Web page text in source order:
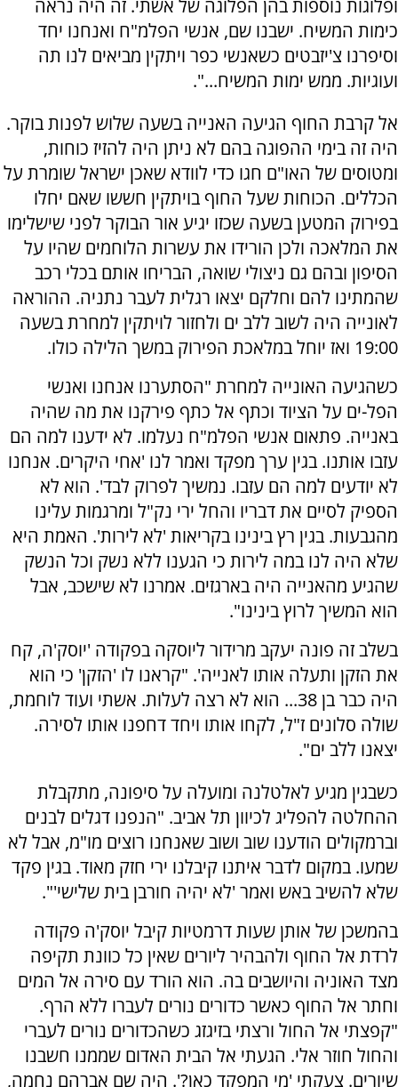
ופלוגות נוספות בהן הפלוגה של אשתי. זה היה נראה
כימות המשיח. ישבנו שם, אנשי הפלמ"ח ואנחנו יחד
וסיפרנו צ'יזבטים כשאנשי כפר ויתקין מביאים לנו תה
ועוגיות. ממש ימות המשיח...".
אל קרבת החוף הגיעה האנייה בשעה שלוש לפנות בוקר.
היה זה בימי ההפוגה בהם לא ניתן היה להזיז כוחות,
ומטוסים של האו"ם חגו כדי לוודא שאכן ישראל שומרת על
הכללים. הכוחות שעל החוף בויתקין חששו שאם יחלו
בפירוק המטען בשעה שכזו יגיע אור הבוקר לפני שישלימו
את המלאכה ולכן הורידו את עשרות הלוחמים שהיו על
הסיפון ובהם גם ניצולי שואה, הבריחו אותם בכלי רכב
שהמתינו להם וחלקם יצאו רגלית לעבר נתניה. ההוראה
לאונייה היה לשוב ללב ים ולחזור לויתקין למחרת בשעה
19:00 ואז יוחל במלאכת הפירוק במשך הלילה כולו.
כשהגיעה האונייה למחרת "הסתערנו אנחנו ואנשי
הפל-ים על הציוד וכתף אל כתף פירקנו את מה שהיה
באנייה. פתאום אנשי הפלמ"ח נעלמו. לא ידענו למה הם
עזבו אותנו. בגין ערך מפקד ואמר לנו 'אחי היקרים. אנחנו
לא יודעים למה הם עזבו. נמשיך לפרוק לבד'. הוא לא
הספיק לסיים את דבריו והחל ירי נק"ל ומרגמות עלינו
מהגבעות. בגין רץ בינינו בקריאות 'לא לירות'. האמת היא
שלא היה לנו במה לירות כי הגענו ללא נשק וכל הנשק
שהגיע מהאנייה היה בארגזים. אמרנו לא שישכב, אבל
הוא המשיך לרוץ בינינו".
בשלב זה פונה יעקב מרידור ליוסקה בפקודה 'יוסק'ה, קח
את הזקן ותעלה אותו לאנייה'. "קראנו לו 'הזקן' כי הוא
היה כבר בן 38... הוא לא רצה לעלות. אשתי ועוד לוחמת,
שולה סלונים ז"ל, לקחו אותו ויחד דחפנו אותו לסירה.
יצאנו ללב ים".
כשבגין מגיע לאלטלנה ומועלה על סיפונה, מתקבלת
ההחלטה להפליג לכיוון תל אביב. "הנפנו דגלים לבנים
וברמקולים הודענו שוב ושוב שאנחנו רוצים מו"מ, אבל לא
שמעו. במקום לדבר איתנו קיבלנו ירי חזק מאוד. בגין פקד
שלא להשיב באש ואמר 'לא יהיה חורבן בית שלישי'".
בהמשכן של אותן שעות דרמטיות קיבל יוסק'ה פקודה
לרדת אל החוף ולהבהיר ליורים שאין כל כוונת תקיפה
מצד האוניה והיושבים בה. הוא הורד עם סירה אל המים
וחתר אל החוף כאשר כדורים נורים לעברו ללא הרף.
"קפצתי אל החול ורצתי בזיגזג כשהכדורים נורים לעברי
והחול חוזר אלי. הגעתי אל הבית האדום שממנו חשבנו
שיורים. צעקתי 'מי המפקד כאן?'. היה שם אברהם נחמה,